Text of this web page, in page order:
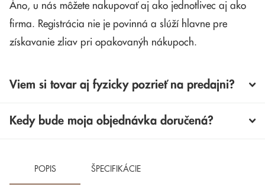
Áno, u nás môžete nakupovať aj ako jednotlivec aj ako
firma. Registrácia nie je povinná a slúží hlavne pre
získavanie zliav pri opakovanýh nákupoch.
Viem si tovar aj fyzicky pozrieť na predajni?
Kedy bude moja objednávka doručená?
POPIS ŠPECIFIKÁCIE